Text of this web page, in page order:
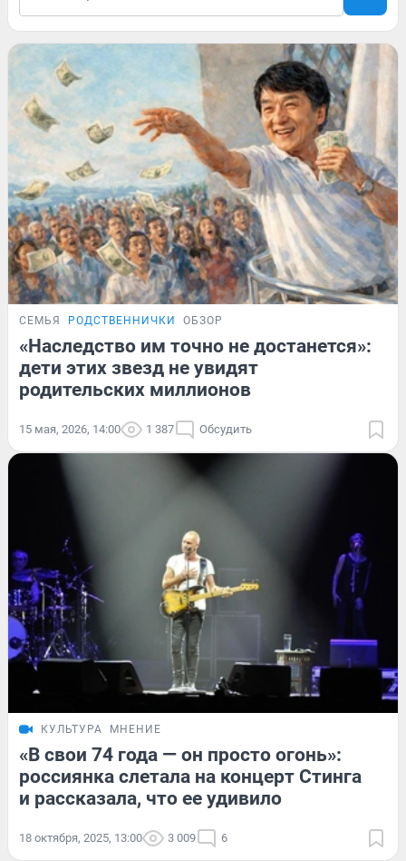
СЕМЬЯ РОДСТВЕННИЧКИ ОБЗОР
«Наследство им точно не достанется»:
дети этих звезд не увидят
родительских миллионов
15 мая, 2026, 14:00 1 387 Обсудить
КУЛЬТУРА МНЕНИЕ
«В свои 74 года — он просто огонь»:
россиянка слетала на концерт Стинга
и рассказала, что ее удивило
18 октября, 2025, 13:00 3 009 6